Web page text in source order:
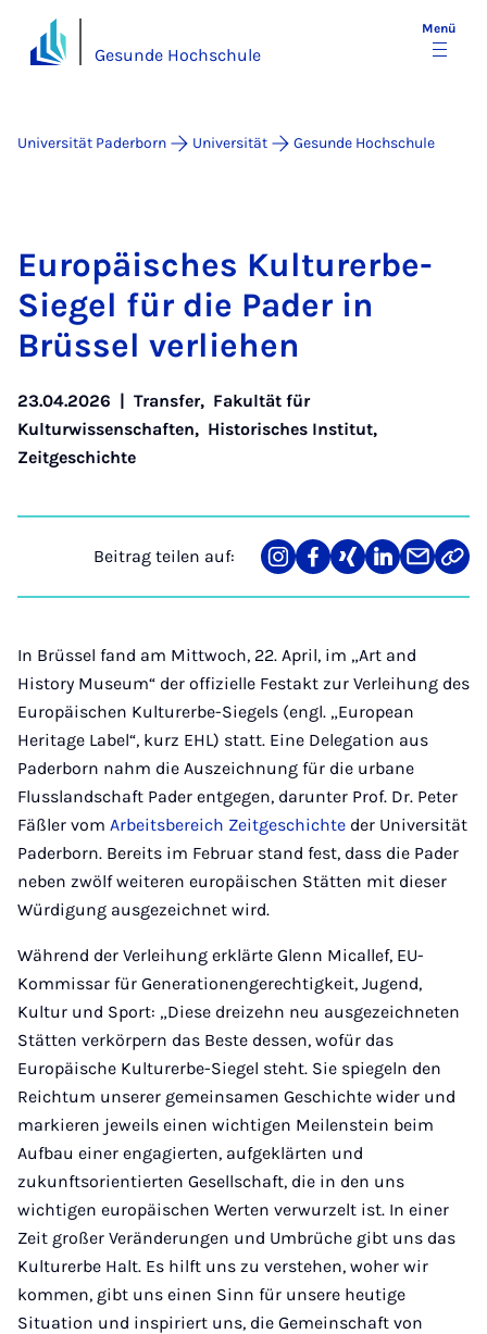
Gesunde Hochschule
Menü
Universität Paderborn Universität Gesunde Hochschule
Eu­ro­pä­i­sches Kul­tur­er­be-
Sie­gel für die Pa­der in
Brüs­sel ver­lie­hen
23.04.2026 | Transfer, Fakultät für
Kulturwissenschaften, Historisches Institut,
Zeitgeschichte
Beitrag teilen auf:
Teilen
auf
Teilen
auf
Teilen
auf
Teilen
auf
Teilen
über
Link
In Brüssel fand am Mittwoch, 22. April, im „Art and
History Museum“ der offizielle Festakt zur Verleihung des
Europäischen Kulturerbe-Siegels (engl. „European
Heritage Label“, kurz EHL) statt. Eine Delegation aus
Paderborn nahm die Auszeichnung für die urbane
Flusslandschaft Pader entgegen, darunter Prof. Dr. Peter
Fäßler vom Arbeitsbereich Zeitgeschichte der Universität
Paderborn. Bereits im Februar stand fest, dass die Pader
neben zwölf weiteren europäischen Stätten mit dieser
Würdigung ausgezeichnet wird.
Während der Verleihung erklärte Glenn Micallef, EU-
Kommissar für Generationengerechtigkeit, Jugend,
Kultur und Sport: „Diese dreizehn neu ausgezeichneten
Stätten verkörpern das Beste dessen, wofür das
Europäische Kulturerbe-Siegel steht. Sie spiegeln den
Reichtum unserer gemeinsamen Geschichte wider und
markieren jeweils einen wichtigen Meilenstein beim
Aufbau einer engagierten, aufgeklärten und
zukunftsorientierten Gesellschaft, die in den uns
wichtigen europäischen Werten verwurzelt ist. In einer
Zeit großer Veränderungen und Umbrüche gibt uns das
Kulturerbe Halt. Es hilft uns zu verstehen, woher wir
kommen, gibt uns einen Sinn für unsere heutige
Situation und inspiriert uns, die Gemeinschaft von